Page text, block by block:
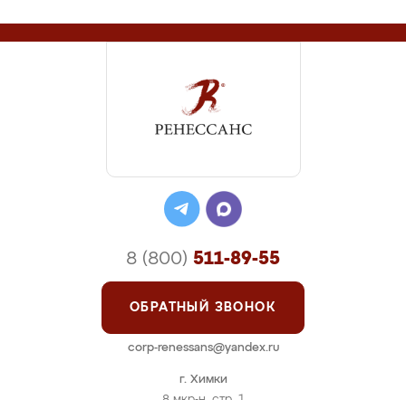
г. Химки
8 (800) 511-89-55
ОБРАТНЫЙ ЗВОНОК
corp-renessans@yandex.ru